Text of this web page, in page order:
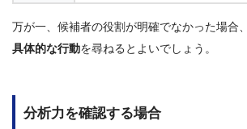
万が一、候補者の役割が明確でなかった場合、
具体的な行動を尋ねるとよいでしょう。
分析力を確認する場合